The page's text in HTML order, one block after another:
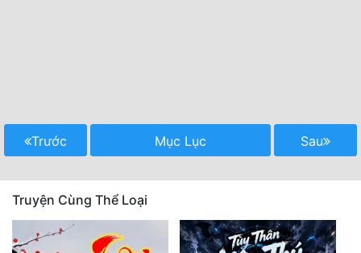
Trước Mục Lục Sau
Truyện Cùng Thể Loại